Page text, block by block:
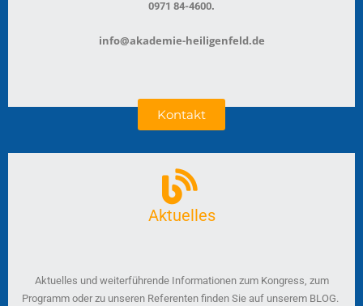
0971 84-4600.
info@akademie-heiligenfeld.de
Kontakt
Aktuelles
Aktuelles und weiterführende Informationen zum Kongress, zum
Programm oder zu unseren Referenten finden Sie auf unserem BLOG.